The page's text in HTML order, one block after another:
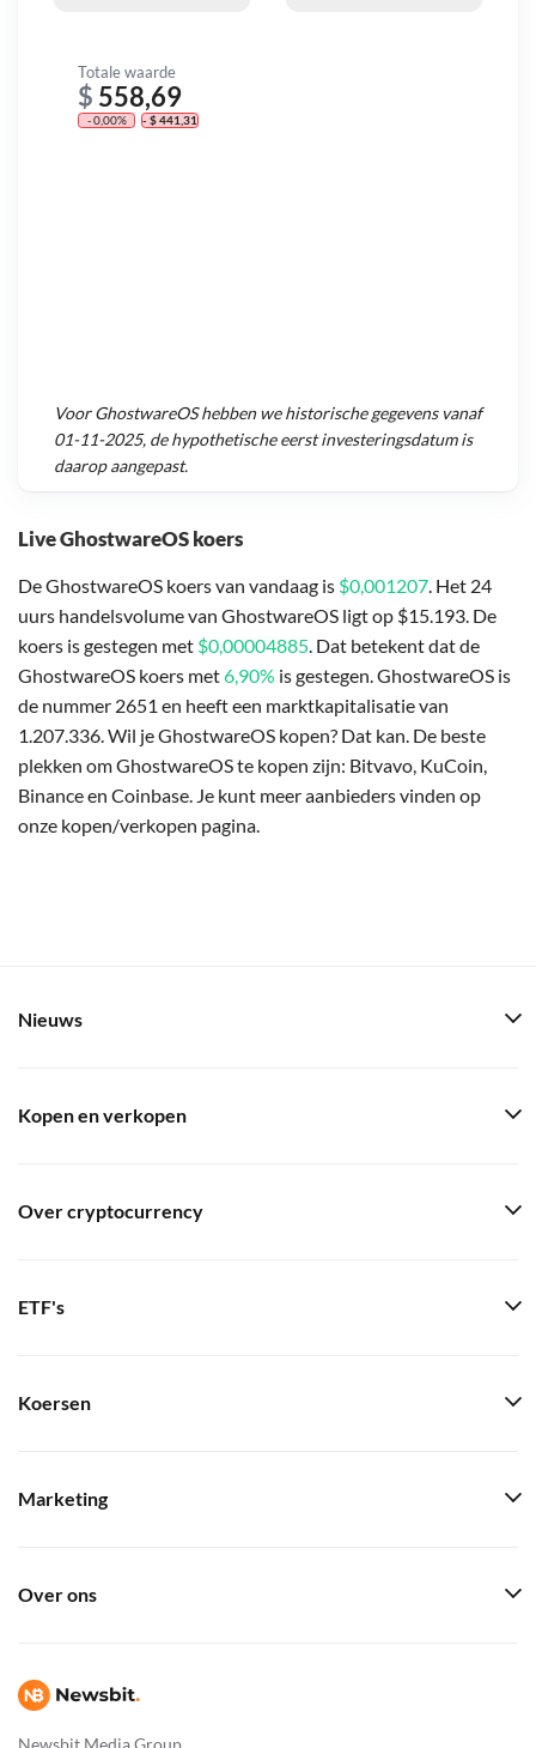
Live GhostwareOS koers
De GhostwareOS koers van vandaag is $0,001207. Het 24
uurs handelsvolume van GhostwareOS ligt op $15.193. De
koers is gestegen met $0,00004885. Dat betekent dat de
GhostwareOS koers met6,90% is gestegen. GhostwareOS is
de nummer 2651 en heeft een marktkapitalisatie van
1.207.336. Wil je GhostwareOS kopen? Dat kan. De beste
plekken om GhostwareOS te kopen zijn: Bitvavo, KuCoin,
Binance en Coinbase. Je kunt meer aanbieders vinden op
onze kopen/verkopen pagina.
Totale waarde
$ 558,69
- 0,00% - $ 441,31
VoorGhostwareOShebben we historische gegevens vanaf
01-11-2025, de hypothetische eerst investeringsdatum is
daarop aangepast.
Newsbit Media Group
Nieuws
Kopen en verkopen
Over cryptocurrency
ETF's
Koersen
Marketing
Over ons